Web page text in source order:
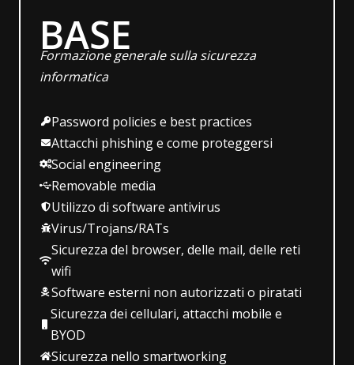
BASE
Formazione generale sulla sicurezza
informatica
Password policies e best practices
Attacchi phishing e come proteggersi
Social engineering
Removable media
Utilizzo di software antivirus
Virus/Trojans/RATs
Sicurezza del browser, delle mail, delle reti
wifi
Software esterni non autorizzati o piratati
Sicurezza dei cellulari, attacchi mobile e
BYOD
Sicurezza nello smartworking